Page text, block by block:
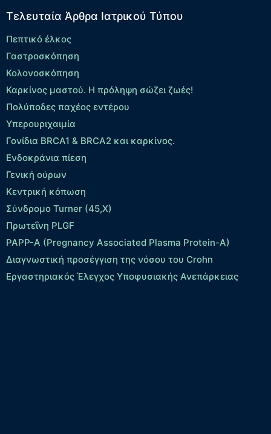
Τελευταία Άρθρα Ιατρικού Τύπου
Πεπτικό έλκος
Γαστροσκόπηση
Κολονοσκόπηση
Καρκίνος μαστού. Η πρόληψη σώζει ζωές!
Πολύποδες παχέος εντέρου
Yπερουριχαιμία
Γονίδια BRCA1 & BRCA2 και καρκίνος.
Ενδοκράνια πίεση
Γενική ούρων
Κεντρική κόπωση
Σύνδρομο Turner (45,X)
Πρωτεΐνη PLGF
PAPP-A (Pregnancy Associated Plasma Protein-A)
Διαγνωστική προσέγγιση της νόσου του Crohn
Εργαστηριακός Έλεγχος Υποφυσιακής Ανεπάρκειας